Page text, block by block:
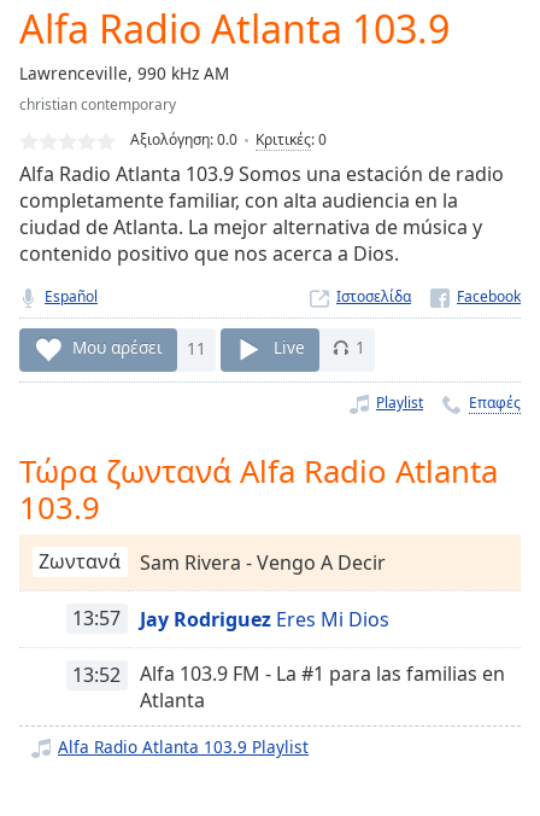
Duration
0.00%
Stream
live,
currently
behind
liveLIVE
Remaining
Time-
1x
Chapters
Chapters
Descriptions
descriptions
,
selected
subtitles
Alfa Radio Atlanta 103.9
Lawrenceville, 990 kHz AM
christian contemporary
Αξιολόγηση:0.0 Κριτικές:0
Alfa Radio Atlanta 103.9 Somos una estación de radio
completamente familiar, con alta audiencia en la
ciudad de Atlanta. La mejor alternativa de música y
contenido positivo que nos acerca a Dios.
Español Ιστοσελίδα
Μου αρέσει 11 Live 1
Playlist Επαφές
Τώρα ζωντανά Alfa Radio Atlanta
103.9
Ζωντανά Sam Rivera - Vengo A Decir
13:57 Jay Rodriguez Eres Mi Dios
13:52
Alfa 103.9 FM - La #1 para las familias en
Atlanta
Alfa Radio Atlanta 103.9 Playlist